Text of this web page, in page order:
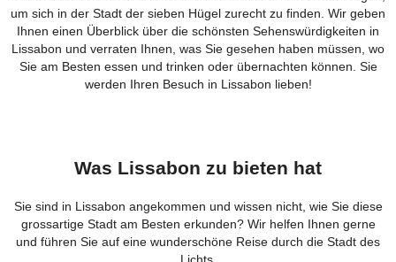
um sich in der Stadt der sieben Hügel zurecht zu finden. Wir geben
Ihnen einen Überblick über die schönsten Sehenswürdigkeiten in
Lissabon und verraten Ihnen, was Sie gesehen haben müssen, wo
Sie am Besten essen und trinken oder übernachten können. Sie
werden Ihren Besuch in Lissabon lieben!
Was Lissabon zu bieten hat
Sie sind in Lissabon angekommen und wissen nicht, wie Sie diese
grossartige Stadt am Besten erkunden? Wir helfen Ihnen gerne
und führen Sie auf eine wunderschöne Reise durch die Stadt des
Lichts.